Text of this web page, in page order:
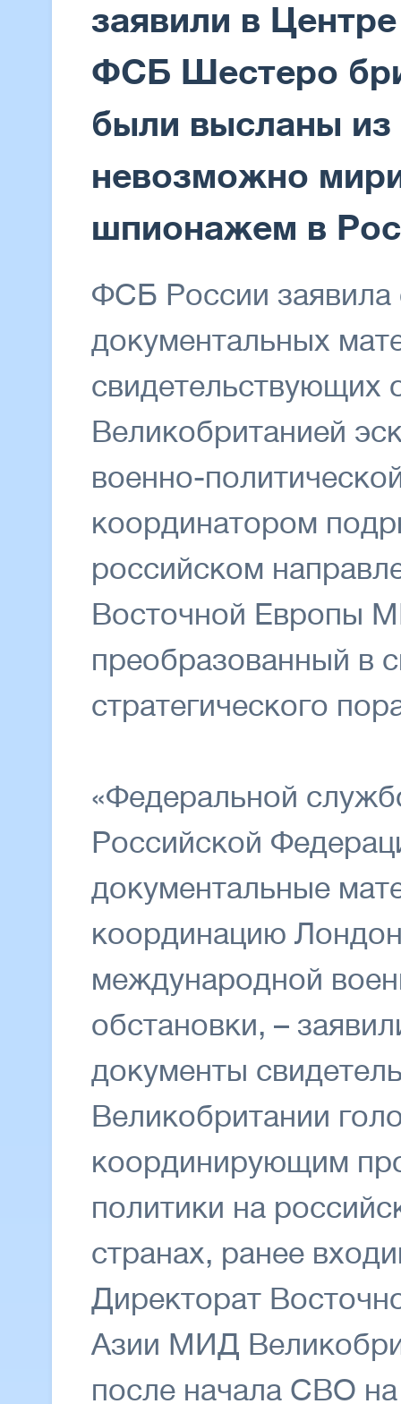
заявили в
ФСБ Шестеро
были высланы из
невозможно
шпионажем в
ФСБ России заявила
документальных
свидетельствующих
Великобританией
военно-
координатором
российском
Восточной Европы
преобразованный в
стратегического
«Федеральной
Российской
документальные
координацию
международной
обстановки, –
документы
Великобритании
координирующим
политики на
странах, ранее
Директорат
Азии МИД
после начала СВО